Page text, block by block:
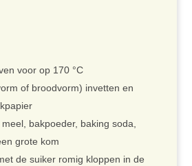
voor op 170 °C
of broodvorm) invetten en
bakpoeder, baking soda,
grote kom
de suiker romig kloppen in de